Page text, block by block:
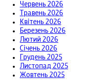
Червень 2026
Травень 2026
Квітень 2026
Березень 2026
Лютий 2026
Січень 2026
Грудень 2025
Листопад 2025
Жовтень 2025